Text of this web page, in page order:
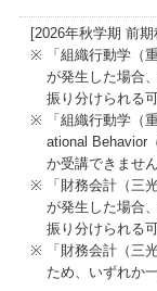
[2026年秋学期 前
「組織行動学（
が発生した場合
振り分けられる
「組織行動学（
ational Behavior
か受講できません
「財務会計（三
が発生した場合
振り分けられる
「財務会計（三
ため、いずれか